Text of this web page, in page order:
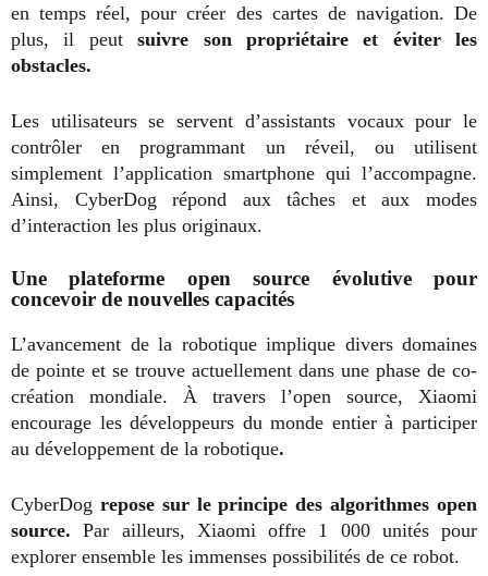
en temps réel, pour créer des cartes de navigation. De
plus, il peutsuivre son propriétaire et éviter les
obstacles.
Les utilisateurs se servent d’assistants vocaux pour le
contrôler en programmant un réveil, ou utilisent
simplement l’application smartphone qui l’accompagne.
Ainsi, CyberDog répond aux tâches et aux modes
d’interaction les plus originaux.
Une plateforme open source évolutive pour
concevoir de nouvelles capacités
L’avancement de la robotique implique divers domaines
de pointe et se trouve actuellement dans une phase de co-
création mondiale. À travers l’open source, Xiaomi
encourage les développeurs du monde entier à participer
au développement de la robotique.
CyberDog repose sur le principe des algorithmes open
source. Par ailleurs, Xiaomi offre 1 000 unités pour
explorer ensemble les immenses possibilités de ce robot.